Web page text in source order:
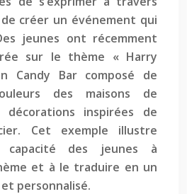
créer un événement qui
jeunes ont récemment
sur le thème « Harry
Candy Bar composé de
des maisons de
inspirées de
Cet exemple illustre
capacité des jeunes à
et à le traduire en un
personnalisé.